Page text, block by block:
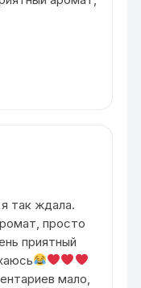
так ждала.
просто
приятный
мало,